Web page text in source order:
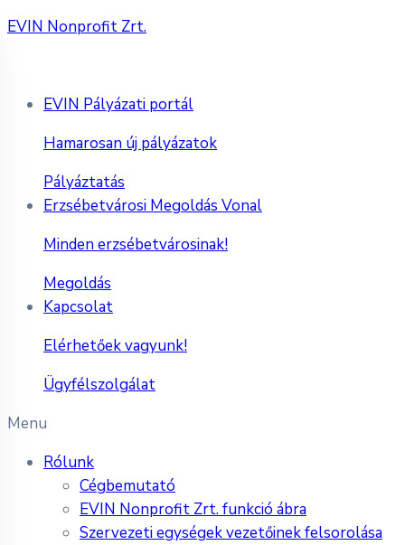
EVIN Nonprofit Zrt.
EVIN Pályázati portál
Hamarosan új pályázatok
Pályáztatás
Erzsébetvárosi Megoldás Vonal
Minden erzsébetvárosinak!
Megoldás
Kapcsolat
Elérhetőek vagyunk!
Ügyfélszolgálat
Menu
Rólunk
Cégbemutató
EVIN Nonprofit Zrt. funkció ábra
Szervezeti egységek vezetőinek felsorolása